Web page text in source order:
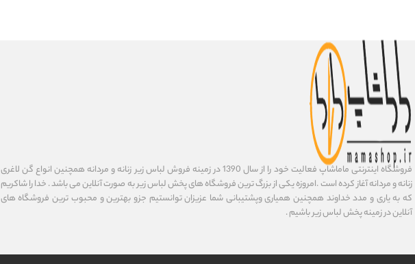
فروشگاه اینترنتی ماماشاپ فعالیت خود را از سال 1390 در زمینه فروش لباس زیر زنانه و مردانه همچنین انواع گن لاغری
زنانه و مردانه آغاز کرده است .امروزه یکی از بزرگ ترین فروشگاه های پخش لباس زیر به صورت آنلاین می باشد . خدا را شاکریم
که به یاری و مدد خداوند همچنین همیاری وپشتیبانی شما عزیزان توانستیم جزو بهترین و محبوب ترین فروشگاه های
آنلاین در زمینه پخش لباس زیر باشیم .